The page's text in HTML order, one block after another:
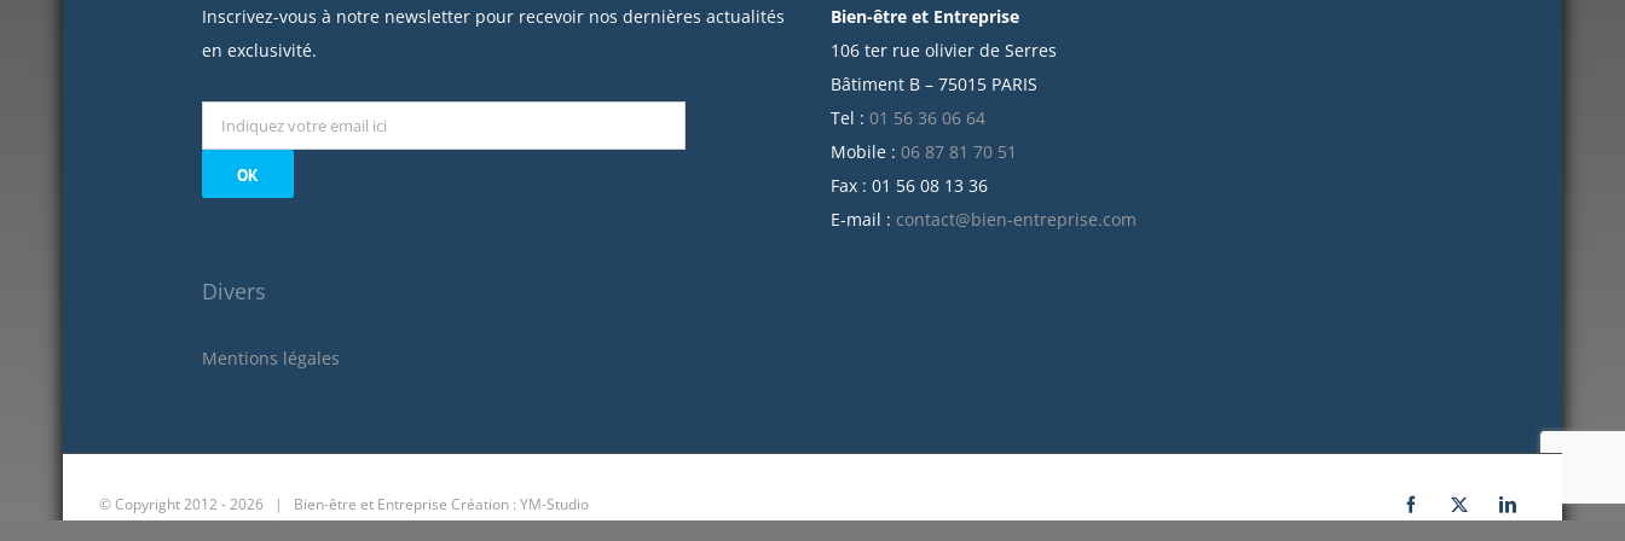
juillet 2021
Inscrivez-vous à notre newsletter pour recevoir nos dernières actualités
en exclusivité.
Divers
Mentions légales
Bien-être et Entreprise
106 ter rue olivier de Serres
Bâtiment B – 75015 PARIS
Tel : 01 56 36 06 64
Mobile : 06 87 81 70 51
Fax : 01 56 08 13 36
E-mail : contact@bien-entreprise.com
© Copyright 2012 -2026 | Bien-être et Entreprise Création : YM-Studio Facebook
X LinkedIn